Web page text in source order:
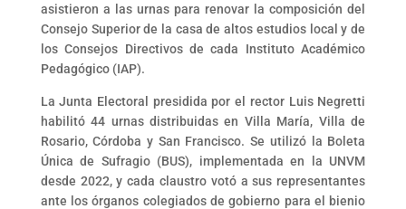
asistieron a las urnas para renovar la composición del
Consejo Superior de la casa de altos estudios local y de
los Consejos Directivos de cada Instituto Académico
Pedagógico (IAP).
La Junta Electoral presidida por el rector Luis Negretti
habilitó 44 urnas distribuidas en Villa María, Villa de
Rosario, Córdoba y San Francisco. Se utilizó la Boleta
Única de Sufragio (BUS), implementada en la UNVM
desde 2022, y cada claustro votó a sus representantes
ante los órganos colegiados de gobierno para el bienio